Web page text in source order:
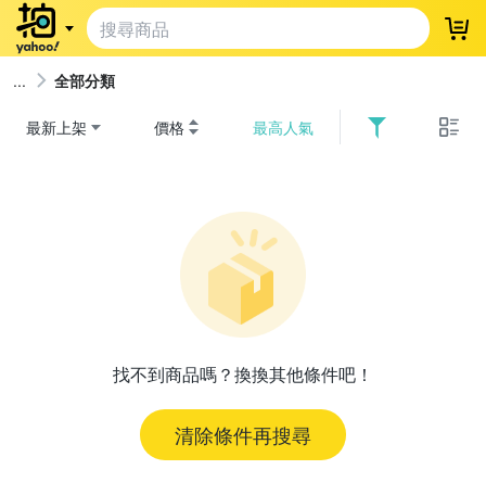
登
全部分類
最新上架 價格 最高人氣
找不到商品嗎？換換其他條件吧！
清除條件再搜尋